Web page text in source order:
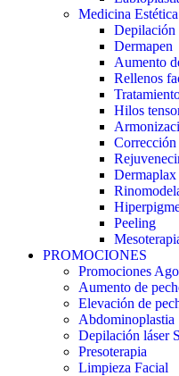
Medicina Estética
Depilación
Dermapen
Aumento
Rellenos
Hilos
Dermaplax
Peeling
PROMOCIONES
Promociones
Aumento de
Elevación de
Abdominoplastia
Depilación láser
Presoterapia
Limpieza Facial